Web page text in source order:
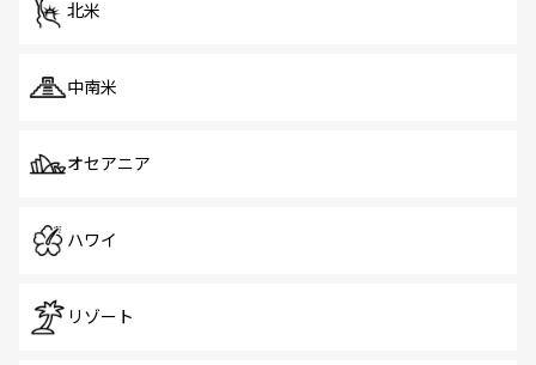
北米
中南米
オセアニア
ハワイ
リゾート